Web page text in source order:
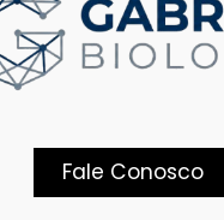
Fale Conosco